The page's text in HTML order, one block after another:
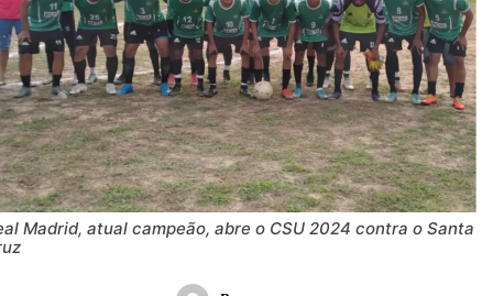
Madrid, atual campeão, abre o CSU 2024 contra o Santa